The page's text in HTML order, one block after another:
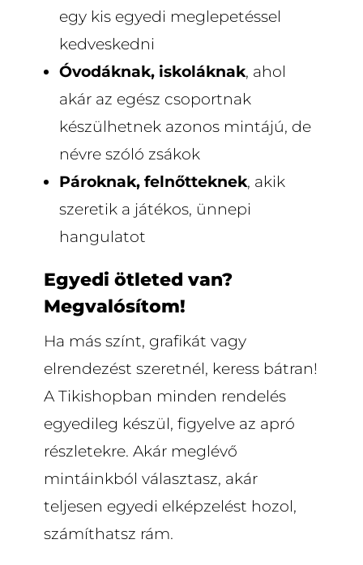
egy kis egyedi meglepetéssel
kedveskedni
Óvodáknak, iskoláknak, ahol
akár az egész csoportnak
készülhetnek azonos mintájú, de
névre szóló zsákok
Pároknak, felnőtteknek, akik
szeretik a játékos, ünnepi
hangulatot
Egyedi ötleted van?
Megvalósítom!
Ha más színt, grafikát vagy
elrendezést szeretnél, keress bátran!
A Tikishopban minden rendelés
egyedileg készül, figyelve az apró
részletekre. Akár meglévő
mintáinkból választasz, akár
teljesen egyedi elképzelést hozol,
számíthatsz rám.